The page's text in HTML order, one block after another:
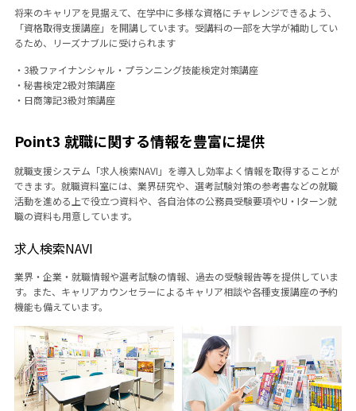
将来のキャリアを見据えて、在学中に多様な資格にチャレンジできるよう、
「資格取得支援講座」を開講しています。受講料の一部を大学が補助してい
るため、リーズナブルに受けられます
・3級ファイナンシャル・プランニング技能検定対策講座
・秘書検定2級対策講座
・日商簿記3級対策講座
Point3 就職に関する情報を豊富に提供
就職支援システム「求人検索NAVI」を導入し効率よく情報を取得することが
できます。就職資料室には、業界研究や、選考試験対策の参考書などの就職
活動を進める上で役立つ資料や、各自治体の公務員受験要項やU・Iターン就
職の資料も用意しています。
求人検索NAVI
業界・企業・就職情報や選考試験の情報、過去の受験報告等を提供していま
す。また、キャリアカウンセラーによるキャリア相談や各種支援講座の予約
機能も備えています。